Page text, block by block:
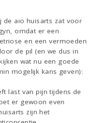
de aio huisarts zat voor
omdat er een
en een vermoeden
de pil (en we dus in
wat nu een goede
mogelijk kans geven):
last van pijn tijdens de
er gewoon even
zijn het